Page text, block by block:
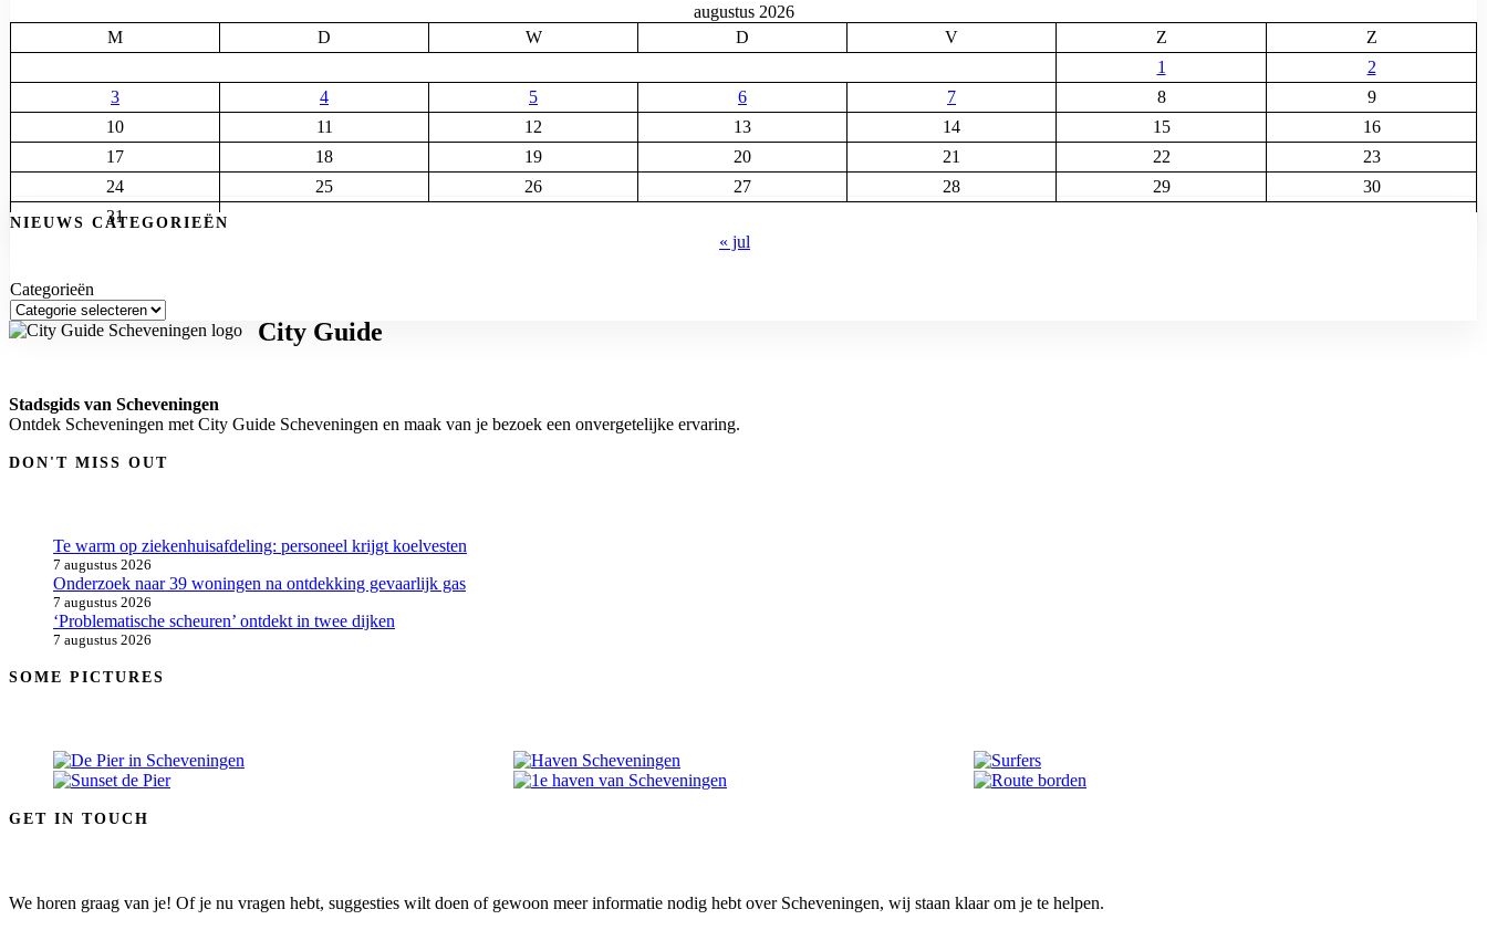
augustus 2026
M
D W D V Z
Z
1
2
3
4 5 6 7 8
9
10
11 12 13 14 15
16
17
18 19 20 21 22
23
24
25 26 27 28 29
30
31
« jul
NIEUWS CATEGORIEËN
Categorieën
City Guide
Stadsgids van Scheveningen
Ontdek Scheveningen met City Guide Scheveningen en maak van je bezoek een onvergetelijke ervaring.
DON'T MISS OUT
Te warm op ziekenhuisafdeling: personeel krijgt koelvesten
7 augustus 2026
Onderzoek naar 39 woningen na ontdekking gevaarlijk gas
7 augustus 2026
‘Problematische scheuren’ ontdekt in twee dijken
7 augustus 2026
SOME PICTURES
GET IN TOUCH
We horen graag van je! Of je nu vragen hebt, suggesties wilt doen of gewoon meer informatie nodig hebt over Scheveningen, wij staan klaar om je te helpen.